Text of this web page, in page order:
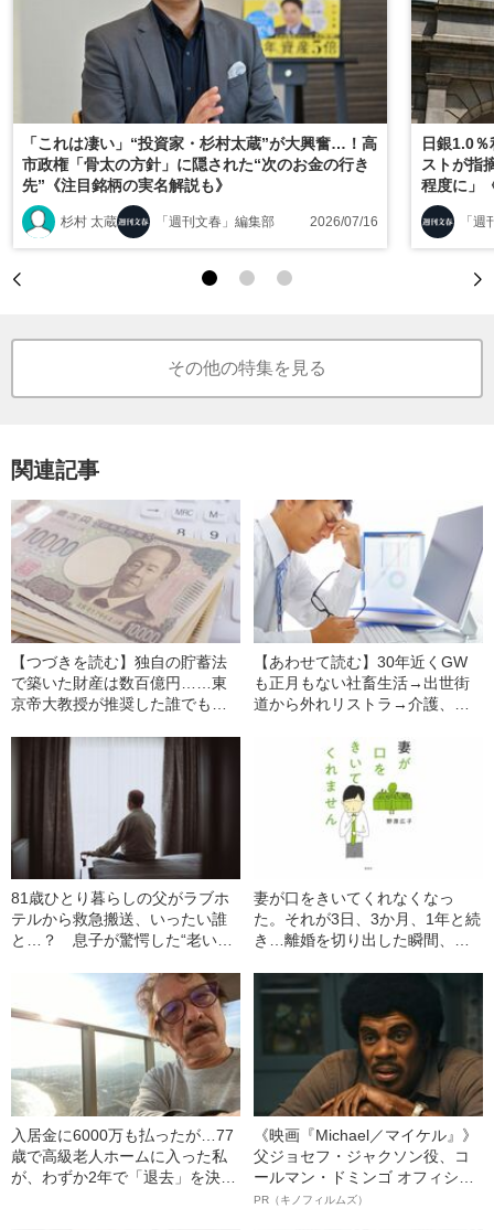
「これは凄い」“投資家・杉村太蔵”が大興奮…！高
市政権「骨太の方針」に隠された“次のお金の行き
先”《注目銘柄の実名解説も》
杉村 太蔵 「週刊文春」編集部 2026/07/16
日銀1.0
ストが指
程度に」
る》
「
その他の特集を見る
関連記事
【つづきを読む】独自の貯蓄法
で築いた財産は数百億円……東
京帝大教授が推奨した誰でもお
術”のすべて
【あわせて読む】30年近くGW
も正月もない社畜生活→出世街
道から外れリストラ→介護、教
資産2億円を突破して富裕層の仲
間入りできた“たった一つの方法”
81歳ひとり暮らしの父がラブホ
テルから救急搬送、いったい誰
と…？ 息子が驚愕した“老いた
妻が口をきいてくれなくなっ
た。それが3日、3か月、1年と続
き…離婚を切り出した瞬間、妻
入居金に6000万も払ったが…77
歳で高級老人ホームに入った私
が、わずか2年で「退去」を決意
《映画『Michael／マイケル』》
父ジョセフ・ジャクソン役、コ
ールマン・ドミンゴ オフィシャ
ルインタビュー“観客を魅了した
PR（キノフィルムズ）